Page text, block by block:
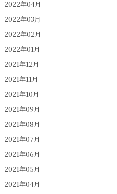
2022年04月
2022年03月
2022年02月
2022年01月
2021年12月
2021年11月
2021年10月
2021年09月
2021年08月
2021年07月
2021年06月
2021年05月
2021年04月